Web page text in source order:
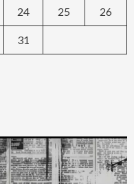
24 25 26
31